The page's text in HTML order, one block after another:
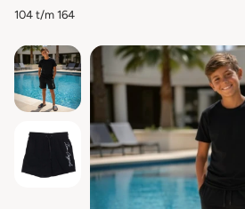
104 t/m 164